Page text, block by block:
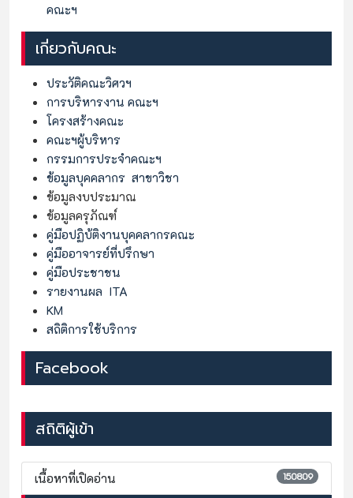
คณะฯ
เกี่ยวกับคณะ
ประวัติคณะวิศวฯ
การบริหารงาน คณะฯ
โครงสร้างคณะ
คณะฯผู้บริหาร
กรรมการประจำคณะฯ
ข้อมูลบุคคลากร สาขาวิชา
ข้อมูลงบประมาณ
ข้อมูลครุภัณฑ์
คู่มือปฏิบ้ติงานบุคคลากรคณะ
คู่มืออาจารย์ที่ปรึกษา
คู่มือประชาชน
รายงานผล ITA
KM
สถิติการใช้บริการ
Facebook
สถิติผู้เข้า
เนื้อหาที่เปิดอ่าน 150809